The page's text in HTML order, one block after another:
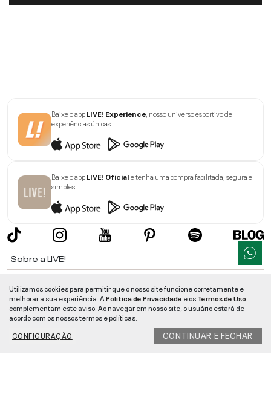
Baixe o appLIVE! Experience, nosso universo esportivo de
experiências únicas.
Baixe o appLIVE! Oficiale tenha uma compra facilitada, segura e
simples.
Sobre a LIVE!
Informações
Utilizamos cookies para permitir que o nosso site funcione corretamente e
melhorar a sua experiência. APolitica de Privacidade e osTermos de Uso
complementam este aviso. Ao navegar em nosso site, o usuário estará de
acordo com os nossos termos e políticas.
CONFIGURAÇÃO
CONTINUAR E FECHAR